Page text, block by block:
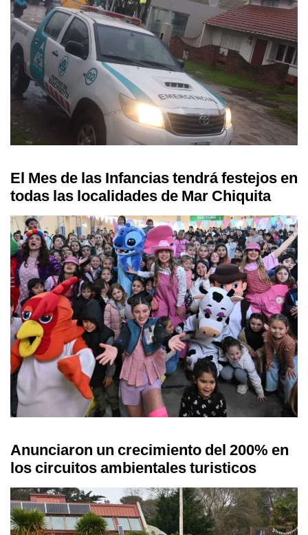
El Mes de las Infancias tendrá festejos en
todas las localidades de Mar Chiquita
Anunciaron un crecimiento del 200% en
los circuitos ambientales turisticos